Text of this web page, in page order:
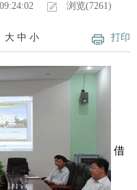
浏览(7261)
打印
大 中 小
借